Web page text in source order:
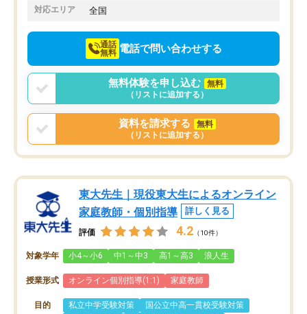
でお願いしました。来年の高校受験に
対応エリア 全国
通話
無料 電話で問い合わせする
無料体験を申し込む
無料
（リストに追加する）
資料を請求する
無料
（リストに追加する）
東大先生｜現役東大生によるオンライン
家庭教師・個別指導
詳しく見る
評価 4.2 （10件）
対象学年 小4～小6 中1～中3 高1～高3 浪人生
授業形式 オンライン個別指導(1:1) 家庭教師
目的 私立中学受験対策
国公立中高一貫校受験対策